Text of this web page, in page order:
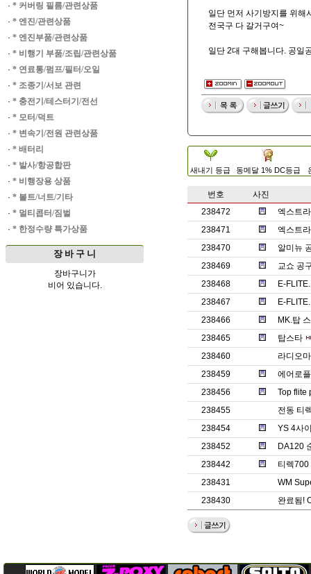
· * 커버링 필름/관련상품
· * 엔진/관련상품
· * 엔진부품/관련상품
· * 비행기 부품/조립/관련상품
· * 연료통/펌프/필터/오일
· * 조종기/서보 관련
· * 충전기/테스터기/전선
· * 모터/덕트
· * 변속기/전원 관련상품
· * 배터리
· * 발사/항공합판
· * 비행장용 상품
· * 볼트/너트/기타
· * 멀티콥터/짐벌
· * 한정수량 특가상품
장 바 구 니
장바구니가
비어 있습니다.
일단 먼저 사기방지를 위해
전국구 다 갈거구여~
일단 2대 구해봅니다. 공일
새내기 등급 동메달 1% DC등급
번호
사진
238472
엑스트
238471
엑스트라
238470
알미뉴
238469
교쇼 공
238468
E-
238467
E-FLITE.
238466
MK.탑
238465
탑스타
238460
라디오
238459
에어로
238456
Top flite
238455
전동 티
238454
YS 4사
238452
DA120
238442
티렉700
238431
WM
238430
완료됨!